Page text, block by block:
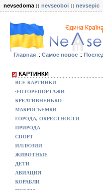
nevsedoma :: nevseoboi :: nevsepic
Главная :: Самое новое ::
КАРТИНКИ
ВСЕ КАРТИНКИ
ФОТОРЕПОРТАЖИ
КРЕАТИВНЕНЬКО
МАКРОСЪЕМКИ
ГОРОДА, ОКРЕСТНОСТИ
ПРИРОДА
СПОРТ
ИЛЛЮЗИИ
ЖИВОТНЫЕ
ДЕТИ
АВИАЦИЯ
КОРАБЛИ